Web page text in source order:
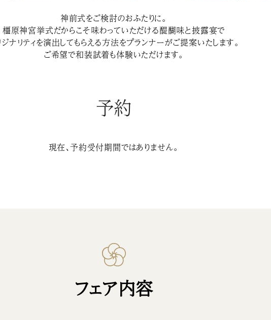
神前式をご検討のおふたりに。
橿原神宮挙式だからこそ味わっていただける醍醐味と披露宴で
ジナリティを演出してもらえる方法をプランナーがご提案いたします。
ご希望で和装試着も体験いただけます。
予約
現在、予約受付期間ではありません。
フェア内容